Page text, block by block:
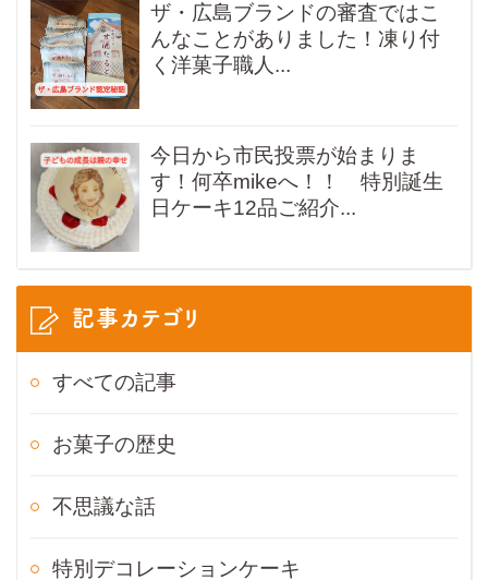
ザ・広島ブランドの審査ではこ
んなことがありました！凍り付
く洋菓子職人...
今日から市民投票が始まりま
す！何卒mikeへ！！ 特別誕生
日ケーキ12品ご紹介...
記事カテゴリ
すべての記事
お菓子の歴史
不思議な話
特別デコレーションケーキ